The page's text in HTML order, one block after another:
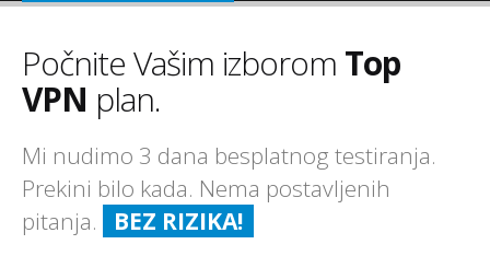
Počnite Vašim izborom Top
VPN plan.
Mi nudimo 3 dana besplatnog testiranja.
Prekini bilo kada. Nema postavljenih
pitanja.
BEZ RIZIKA!